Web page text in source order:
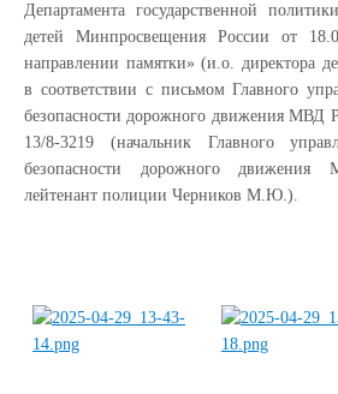
Департамента государственной
детей Минпросвещения России от
направлении памятки» (и.о. директора
в соответствии с письмом Главного
безопасности дорожного движения МВД
13/8-3219 (начальник Главного
безопасности дорожного движения
лейтенант полиции Черников М.Ю.).